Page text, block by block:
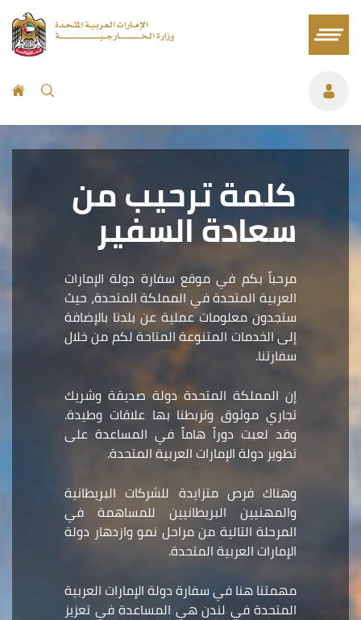
كلمة ترحيب من
سعادة السفير
مرحباً بكم في موقع سفارة دولة الإمارات
العربية المتحدة في المملكة المتحدة، حيث
ستجدون معلومات عملية عن بلدنا بالإضافة
إلى الخدمات المتنوعة المتاحة لكم من خلال
سفارتنا.
إن المملكة المتحدة دولة صديقة وشريك
تجاري موثوق وتربطنا بها علاقات وطيدة.
وقد لعبت دوراً هاماً في المساعدة على
تطوير دولة الإمارات العربية المتحدة.
وهناك فرص متزايدة للشركات البريطانية
والمهنيين البريطانيين للمساهمة في
المرحلة التالية من مراحل نمو وازدهار دولة
الإمارات العربية المتحدة.
مهمتنا هنا في سفارة دولة الإمارات العربية
المتحدة في لندن هي المساعدة في تعزيز